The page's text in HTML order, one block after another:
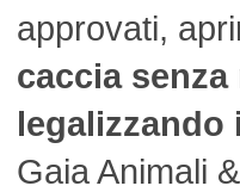
approvati,
caccia senza
legalizzando
Gaia Animali